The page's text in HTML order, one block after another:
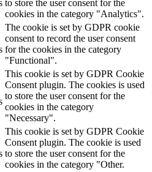
to store the user consent for the
cookies in the category "Analytics".
The cookie is set by GDPR cookie
consent to record the user consent
for the cookies in the category
"Functional".
This cookie is set by GDPR Cookie
Consent plugin. The cookies is used
to store the user consent for the
cookies in the category
"Necessary".
This cookie is set by GDPR Cookie
Consent plugin. The cookie is used
to store the user consent for the
cookies in the category "Other.